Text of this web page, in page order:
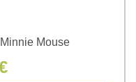
Mouse